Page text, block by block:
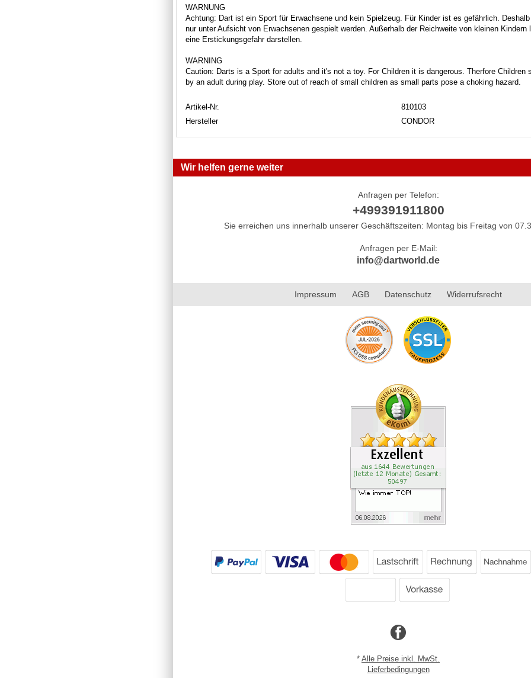
WARNUNG
Achtung: Dart ist ein Sport für Erwachsene und kein Spielzeug. Für Kinder ist es gefährlich.
nur unter Aufsicht von Erwachsenen gespielt werden. Außerhalb der Reichweite von kleinen Kindern
eine Erstickungsgefahr darstellen.
WARNING
Caution: Darts is a Sport for adults and it's not a toy. For Children it is dangerous. Therfore Children
by an adult during play. Store out of reach of small children as small parts pose a choking hazard.
Artikel-Nr.
810103
Hersteller
CONDOR
Wir helfen gerne weiter
Anfragen per Telefon:
+499391911800
Sie erreichen uns innerhalb unserer Geschäftszeiten: Montag bis Freitag von
Anfragen per E-Mail:
info@dartworld.de
Impressum AGB Datenschutz Widerrufsrecht
* Alle Preise inkl. MwSt.
Lieferbedingungen